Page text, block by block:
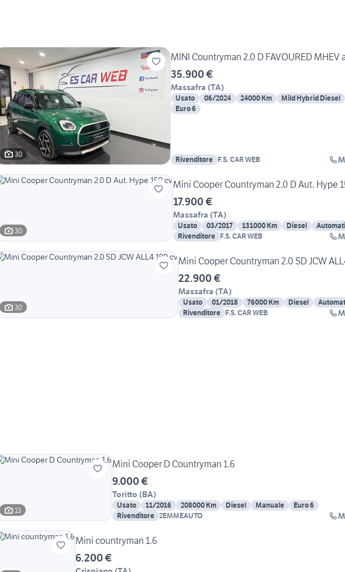
30
MINI Countryman 2.0 D FAVOURED MHEV
35.900 €
Massafra (TA)
Usato 06/2024 24000 Km Mild Hybrid Diesel
Euro 6
Rivenditore F.S. CAR WEB
30
Mini Cooper Countryman 2.0 D Aut. Hype
17.900 €
Massafra (TA)
Usato 03/2017 131000 Km Diesel
Rivenditore F.S. CAR WEB
30
Mini Cooper Countryman 2.0 SD JCW
22.900 €
Massafra (TA)
Usato 01/2018 76000 Km Diesel
Rivenditore F.S. CAR WEB
13
Mini Cooper D Countryman 1.6
9.000 €
Toritto (BA)
Usato 11/2016 208000 Km Diesel Manuale
Euro 6
Rivenditore 2EMMEAUTO
Mini countryman 1.6
6.200 €